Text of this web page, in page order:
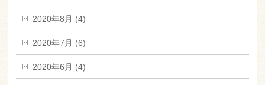
2020年8月 (4)
2020年7月 (6)
2020年6月 (4)